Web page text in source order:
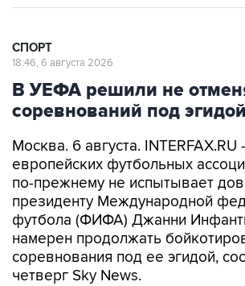
СПОРТ
18:46, 6 августа 2026
В УЕФА решили не
соревнований под
Москва. 6 августа.
европейских футбольных
по-прежнему не испытывает
президенту Международной
футбола (ФИФА) Джанни
намерен продолжать
соревнования под ее эгидой,
четверг Sky News.